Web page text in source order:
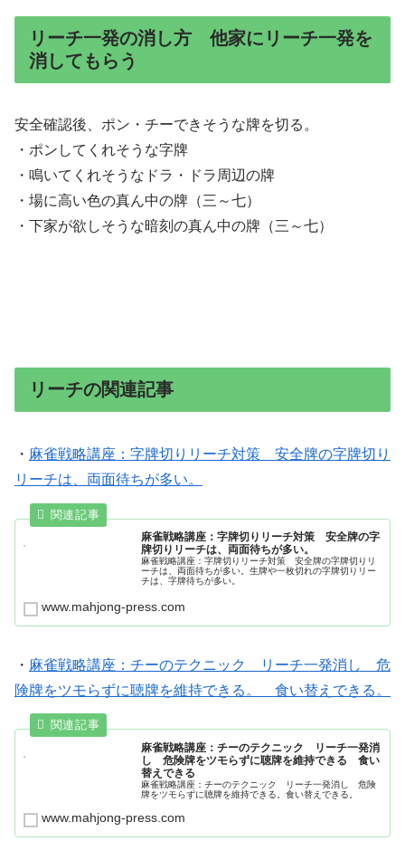
リーチ一発の消し方 他家にリーチ一発を
消してもらう
安全確認後、ポン・チーできそうな牌を切る。
・ポンしてくれそうな字牌
・鳴いてくれそうなドラ・ドラ周辺の牌
・場に高い色の真ん中の牌（三～七）
・下家が欲しそうな暗刻の真ん中の牌（三～七）
リーチの関連記事
・ 麻雀戦略講座：字牌切りリーチ対策 安全牌の字牌切り
リーチは、両面待ちが多い。
麻雀戦略講座：字牌切りリーチ対策 安全牌の字
牌切りリーチは、両面待ちが多い。
麻雀戦略講座：字牌切りリーチ対策 安全牌の字牌切りリ
ーチは、両面待ちが多い。生牌や一枚切れの字牌切りリー
チは、字牌待ちが多い。
www.mahjong-press.com
・ 麻雀戦略講座：チーのテクニック リーチ一発消し 危
険牌をツモらずに聴牌を維持できる。 食い替えできる。
麻雀戦略講座：チーのテクニック リーチ一発消
し 危険牌をツモらずに聴牌を維持できる 食い
替えできる
麻雀戦略講座：チーのテクニック リーチ一発消し 危険
牌をツモらずに聴牌を維持できる。食い替えできる。
www.mahjong-press.com